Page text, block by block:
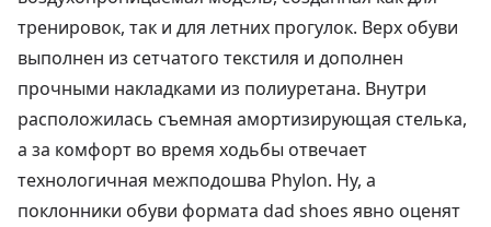
тренировок, так и для летних прогулок. Верх обуви
выполнен из сетчатого текстиля и дополнен
прочными накладками из полиуретана. Внутри
расположилась съемная амортизирующая стелька,
а за комфорт во время ходьбы отвечает
технологичная межподошва Phylon. Ну, а
поклонники обуви формата dad shoes явно оценят